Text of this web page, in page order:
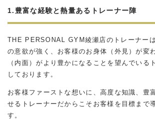
1.豊富な経験と熱量あるトレーナー陣
THE PERSONAL GYM綾瀬店のトレーナー
の意欲が強く、お客様のお身体（外見）が変
（内面）がより豊かになることを望んでいる
しております。
お客様ファーストな想いに、高度な知識、豊
せるトレーナーだからこそお客様を目標まで
す。